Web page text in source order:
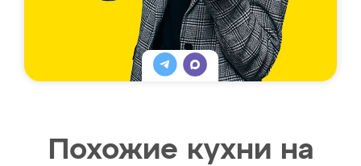
Похожие кухни на